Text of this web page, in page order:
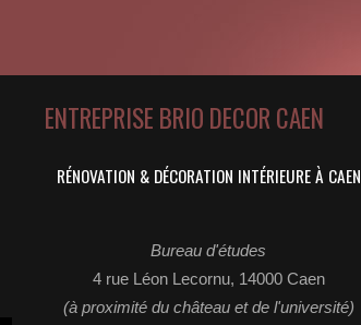
ENTREPRISE BRIO DECOR CAEN
RÉNOVATION & DÉCORATION INTÉRIEURE À CAEN
Bureau d'études
4 rue Léon Lecornu, 14000 Caen
(à proximité du château et de l'université)